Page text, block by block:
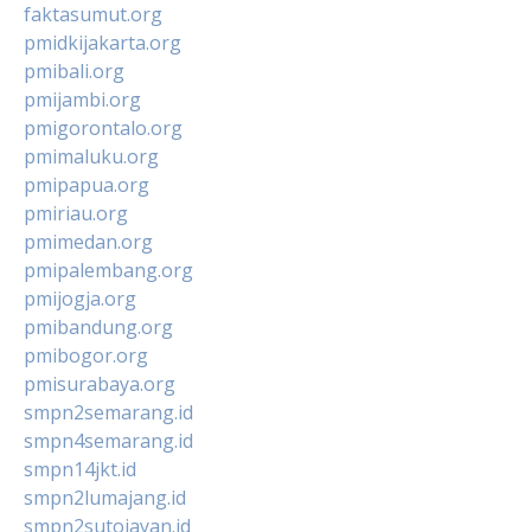
faktasumut.org
pmidkijakarta.org
pmibali.org
pmijambi.org
pmigorontalo.org
pmimaluku.org
pmipapua.org
pmiriau.org
pmimedan.org
pmipalembang.org
pmijogja.org
pmibandung.org
pmibogor.org
pmisurabaya.org
smpn2semarang.id
smpn4semarang.id
smpn14jkt.id
smpn2lumajang.id
smpn2sutojayan.id